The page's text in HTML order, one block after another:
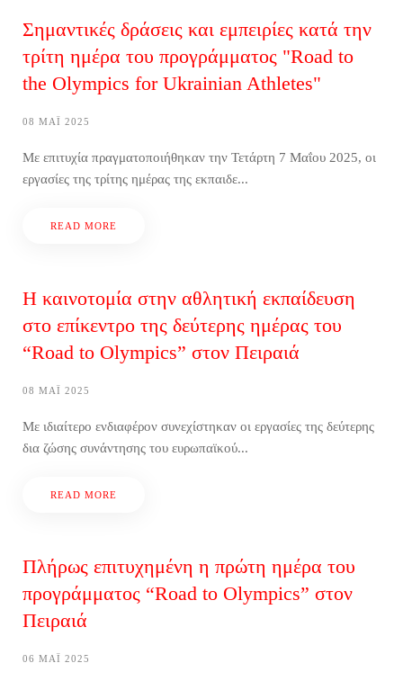
Σημαντικές δράσεις και εμπειρίες κατά την
τρίτη ημέρα του προγράμματος "Road to
the Olympics for Ukrainian Athletes"
08 ΜΆΙ 2025
Με επιτυχία πραγματοποιήθηκαν την Τετάρτη 7 Μαΐου 2025, οι
εργασίες της τρίτης ημέρας της εκπαιδε...
READ MORE
Η καινοτομία στην αθλητική εκπαίδευση
στο επίκεντρο της δεύτερης ημέρας του
“Road to Olympics” στον Πειραιά
08 ΜΆΙ 2025
Με ιδιαίτερο ενδιαφέρον συνεχίστηκαν οι εργασίες της δεύτερης
δια ζώσης συνάντησης του ευρωπαϊκού...
READ MORE
Πλήρως επιτυχημένη η πρώτη ημέρα του
προγράμματος “Road to Olympics” στον
Πειραιά
06 ΜΆΙ 2025